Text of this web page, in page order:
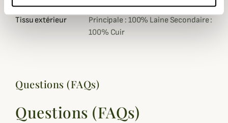
Tissu extérieur
Principale : 100% Laine Secondaire :
100% Cuir
Questions (FAQs)
Questions (FAQs)